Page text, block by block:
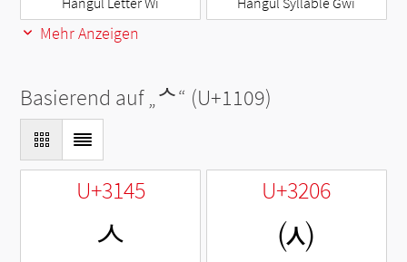
Mehr Anzeigen
Basierend auf „ᄉ“ (U+1109)
U+3145
ㅅ
U+3206
㈆